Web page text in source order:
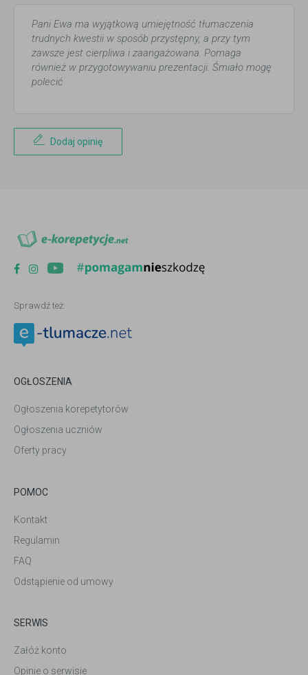
Pani Ewa ma wyjątkową umiejętność tłumaczenia
trudnych kwestii w sposób przystępny, a przy tym
zawsze jest cierpliwa i zaangażowana. Pomaga
również w przygotowywaniu prezentacji. Śmiało mogę
polecić
Dodaj opinię
Sprawdź też:
OGŁOSZENIA
Ogłoszenia korepetytorów
Ogłoszenia uczniów
Oferty pracy
POMOC
Kontakt
Regulamin
FAQ
Odstąpienie od umowy
SERWIS
Załóż konto
Opinie o serwisie